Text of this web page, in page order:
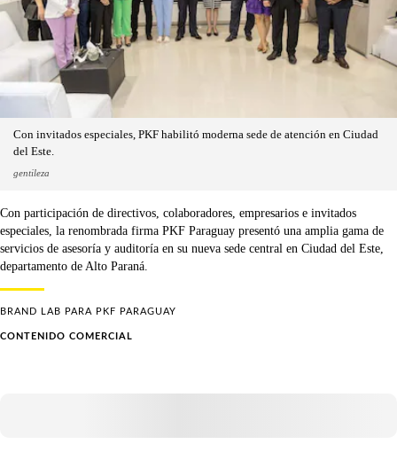
Con invitados especiales, PKF habilitó moderna sede de atención en Ciudad
del Este.
gentileza
Con participación de directivos, colaboradores, empresarios e invitados
especiales, la renombrada firma PKF Paraguay presentó una amplia gama de
servicios de asesoría y auditoría en su nueva sede central en Ciudad del Este,
departamento de Alto Paraná.
BRAND LAB PARA PKF PARAGUAY
CONTENIDO COMERCIAL